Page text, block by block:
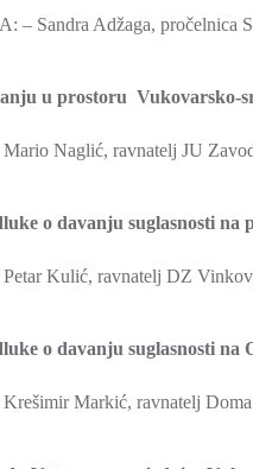
– Sandra Adžaga, pročelnica
u prostoru Vukovarsko-
Naglić, ravnatelj JU
o davanju suglasnosti
Kulić, ravnatelj DZ
o davanju suglasnosti na
Markić, ravnatelj Doma